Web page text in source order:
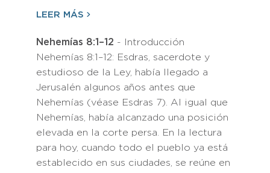
LEER MÁS
Nehemías 8:1–12 - Introducción
Nehemías 8:1–12: Esdras, sacerdote y
estudioso de la Ley, había llegado a
Jerusalén algunos años antes que
Nehemías (véase Esdras 7). Al igual que
Nehemías, había alcanzado una posición
elevada en la corte persa. En la lectura
para hoy, cuando todo el pueblo ya está
establecido en sus ciudades, se reúne en